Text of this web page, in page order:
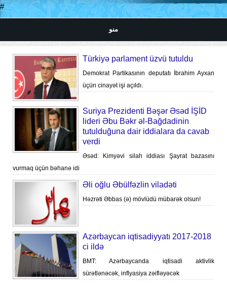
#
منو
Türkiyə parlament üzvü tutuldu
Demokrat Partikasının deputatı İbrahim Ayxan
üçün cinayət işi açıldı.
Suriya Prezidenti Bəşər Əsəd İŞİD
lideri Əbu Bəkr əl-Bağdadinin
tutulduğuna dair iddialara da cavab
verdi
Əsəd: Kimyəvi silah iddiası Şayrat bazasını
vurmaq üçün bəhanə idi
Əli oğlu Əbülfəzlin viladəti
Həzrəti Əbbas (ə) mövlüdü mübarək olsun!
Azərbaycan iqtisadiyyatı 2017-2018
ci ildə
BMT: Azərbaycanda iqtisadi aktivlik
sürətlənəcək, inflyasiya zəifləyəcək